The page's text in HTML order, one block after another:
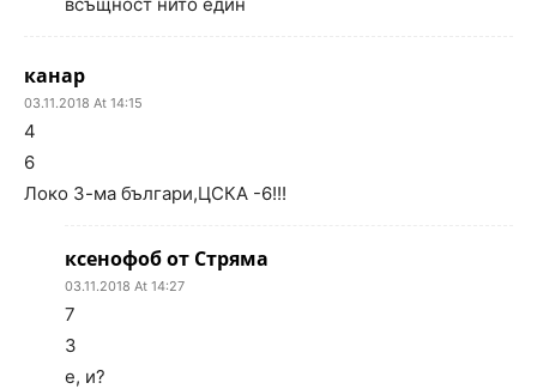
канар
03.11.2018 At 14:15
4
6
Локо 3-ма българи,ЦСКА -6!!!
ксенофоб от Стряма
03.11.2018 At 14:27
7
3
е, и?